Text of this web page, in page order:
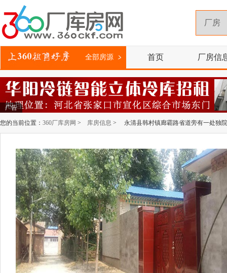
全部房源 首页 厂房信
广告
您的当前位置： 360厂库房网 > 库房信息 > 永清县韩村镇廊霸路省道旁有一处独